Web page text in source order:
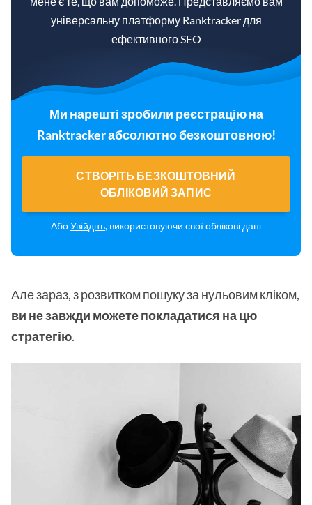
універсальну платформу Ranktracker для
ефективного SEO
Ми нарешті зробили реєстрацію на
Ranktracker абсолютно безкоштовною!
СТВОРІТЬ БЕЗКОШТОВНИЙ
ОБЛІКОВИЙ ЗАПИС
АбоУвійдіть, використовуючи свої облікові дані
Але зараз, з розвитком пошуку за нульовим кліком,
ви не завжди можете покладатися на цю
стратегію.